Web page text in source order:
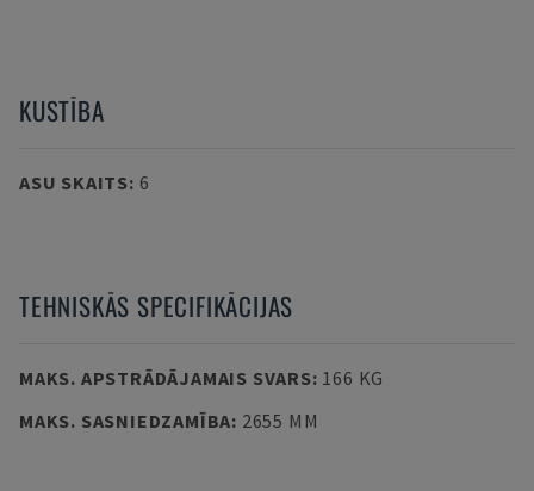
KUSTĪBA
ASU SKAITS: 6
TEHNISKĀS SPECIFIKĀCIJAS
MAKS. APSTRĀDĀJAMAIS SVARS: 166 KG
MAKS. SASNIEDZAMĪBA: 2655 MM